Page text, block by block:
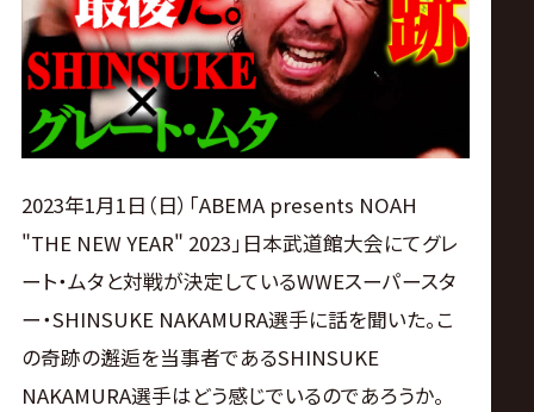
リ
ン
グ・
ノ
ア
公
2023年1月1日（日）「ABEMA presents NOAH
"THE NEW YEAR" 2023」日本武道館大会にてグレ
ート・ムタと対戦が決定しているWWEスーパースタ
ー・SHINSUKE NAKAMURA選手に話を聞いた。こ
の奇跡の邂逅を当事者であるSHINSUKE
NAKAMURA選手はどう感じでいるのであろうか。